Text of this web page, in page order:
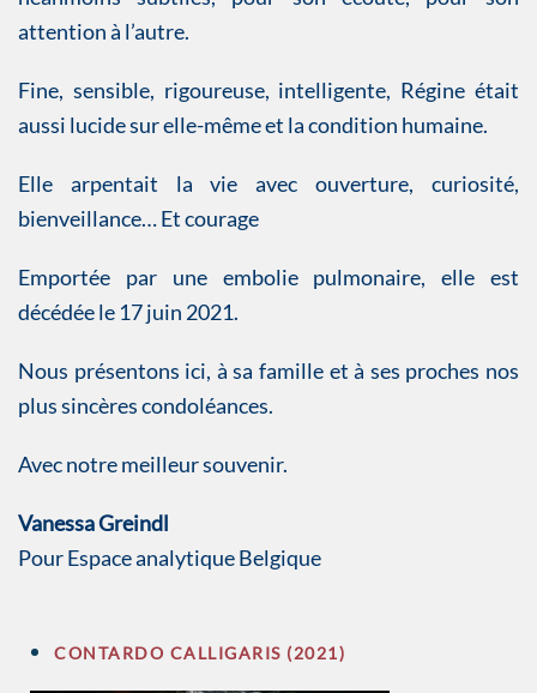
attention à l’autre.
Fine, sensible, rigoureuse, intelligente, Régine était
aussi lucide sur elle-même et la condition humaine.
Elle arpentait la vie avec ouverture, curiosité,
bienveillance… Et courage
Emportée par une embolie pulmonaire, elle est
décédée le 17 juin 2021.
Nous présentons ici, à sa famille et à ses proches nos
plus sincères condoléances.
Avec notre meilleur souvenir.
Vanessa Greindl
Pour Espace analytique Belgique
CONTARDO CALLIGARIS (2021)